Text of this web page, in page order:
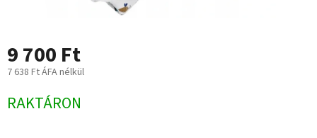
9 700 Ft
7 638 Ft ÁFA nélkül
Egységár:
RAKTÁRON